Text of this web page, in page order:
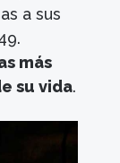
a sus
más
su vida.